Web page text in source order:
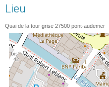
Lieu
Quai de la tour grise 27500 pont-audemer